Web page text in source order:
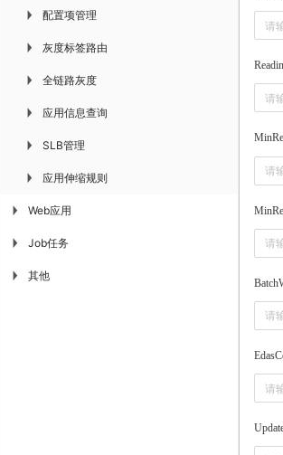
▶ 配置项管理
▶ 灰度标签路由
▶ 全链路灰度
▶ 应用信息查询
▶ SLB管理
▶ 应用伸缩规则
▶ Web应用
▶ Job任务
▶ 其他